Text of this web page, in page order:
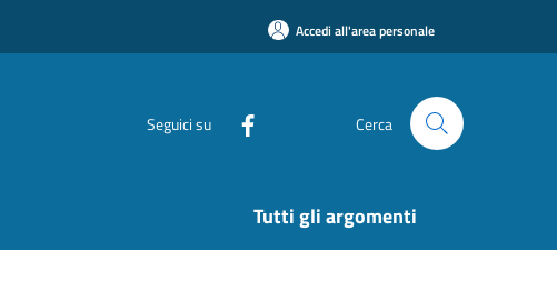
Accedi all'area personale
Seguici su Cerca
Tutti gli argomenti